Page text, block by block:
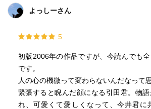
よっしーさん
5
初版2006年の作品ですが、今読んでも
です。
人の心の機微って変わらないんだなって
緊張すると睨んだ顔になる引田君。物
れ、可愛くて愛しくなって、今井君に